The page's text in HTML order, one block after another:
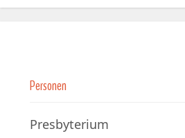
Personen
Presbyterium